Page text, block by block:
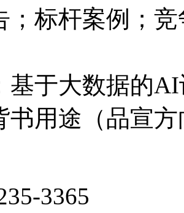
；标杆案例；
基于大数据的
书用途（品宣
3365